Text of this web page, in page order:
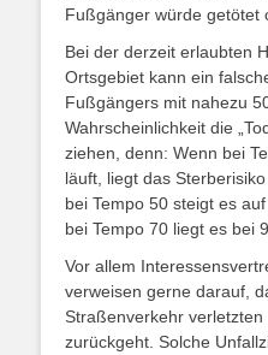
Fußgänger würde getötet
Bei der derzeit erlaubten
Ortsgebiet kann ein
Fußgängers mit nahezu
Wahrscheinlichkeit die
ziehen, denn: Wenn bei
läuft, liegt das
bei Tempo 50 steigt es
bei Tempo 70 liegt es bei
Vor allem
verweisen gerne darauf,
Straßenverkehr
zurückgeht. Solche